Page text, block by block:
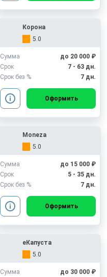
Корона
5.0
Сумма
до 20 000 ₽
Срок
7 - 63 дн.
Срок без %
7 дн.
Оформить
Moneza
5.0
Сумма
до 15 000 ₽
Срок
5 - 35 дн.
Срок без %
7 дн.
Оформить
еКапуста
5.0
Сумма
до 30 000 ₽